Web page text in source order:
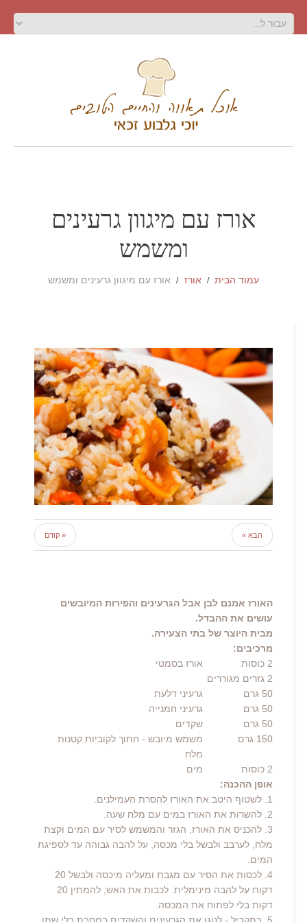
אורז עם מיגוון גרעינים
ומשמש
עמוד הבית אורז אורז עם מיגוון גרעינים ומשמש
« קודם הבא »
האורז אמנם לבן אבל הגרעינים והפירות המיובשים
עושים את ההבדל.
מבית היוצר של בתי הצעירה.
מרכיבים:
2 כוסות
אורז בסמטי
2 גזרים מגוררים
50 גרם
גרעיני דלעת
50 גרם
גרעיני חמנייה
50 גרם
שקדים
150 גרם משמש מיובש - חתוך לקוביות קטנות
מלח
2 כוסות
מים
אופן ההכנה:
1. לשטוף היטב את האורז להסרת העמילנים.
2. להשרות את האורז במים עם מלח שעה.
3. להכניס את האורז, הגזר והמשמש לסיר עם המים וקצת
מלח, לערבב ולבשל בלי מכסה, על להבה גבוהה עד לספיגת
המים.
4. לכסות את הסיר עם מגבת ומעליה מיכסה ולבשל 20
דקות על להבה מינימלית. לכבות את האש, להמתין 20
דקות בלי לפתוח את המכסה.